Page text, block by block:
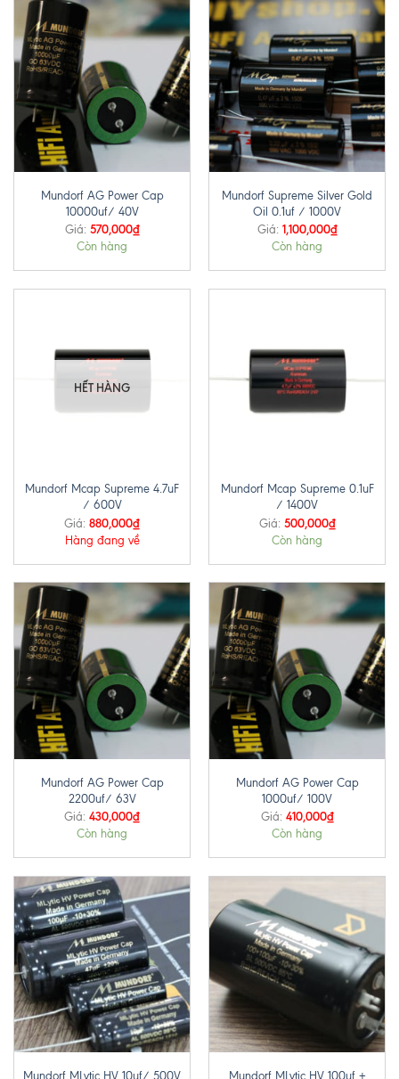
Mundorf AG Power Cap
10000uf/ 40V
Giá: 570,000₫
Còn hàng
Mundorf Supreme Silver Gold
Oil 0.1uf / 1000V
Giá: 1,100,000₫
Còn hàng
HẾT HÀNG
Mundorf Mcap Supreme 4.7uF
/ 600V
Giá: 880,000₫
Hàng đang về
Mundorf Mcap Supreme 0.1uF
/ 1400V
Giá: 500,000₫
Còn hàng
Mundorf AG Power Cap
2200uf/ 63V
Giá: 430,000₫
Còn hàng
Mundorf AG Power Cap
1000uf/ 100V
Giá: 410,000₫
Còn hàng
Mundorf MLytic HV 10uf/ 500V Mundorf MLytic HV 100uf +